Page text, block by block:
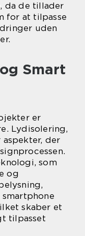
da de tillader
for at tilpasse
uden
Smart
er
Lydisolering,
der
som
og
skaber et
tilpasset